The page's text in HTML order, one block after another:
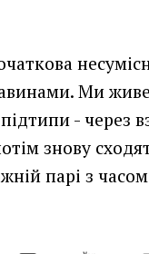
Ми
- через
знову
парі з